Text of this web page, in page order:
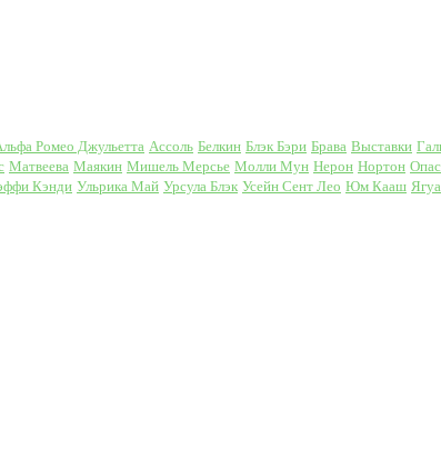
Ромео Джульетта Ассоль Белкин Блэк Бэри Брава Выставки
Матвеева Маякин Мишель Мерсье Молли Мун Нерон Нортон
Кэнди Ульрика Май Урсула Блэк Усейн Сент Лео Юм Кааш